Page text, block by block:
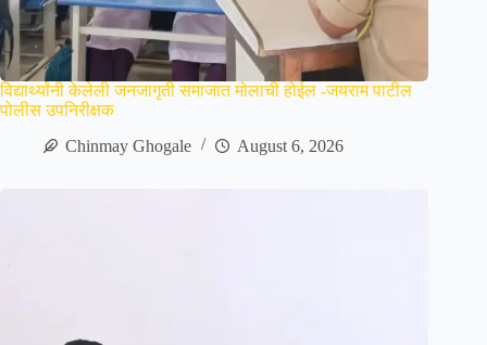
विद्यार्थ्यांनी केलेली जनजागृती समाजात मोलाची होईल -जयराम पाटील
पोलीस उपनिरीक्षक
Chinmay Ghogale
August 6, 2026